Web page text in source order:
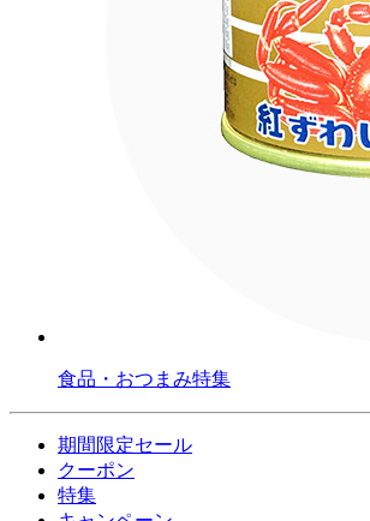
食品・おつまみ特集
期間限定セール
クーポン
特集